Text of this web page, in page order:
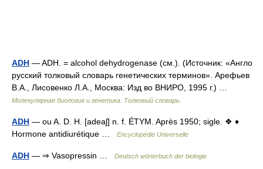
ADH — ADH. = alcohol dehydrogenase (см.). (Источник: «Англо
русский толковый словарь генетических терминов». Арефьев
В.А., Лисовенко Л.А., Москва: Изд во ВНИРО, 1995 г.) …
Молекулярная биология и генетика. Толковый словарь.
ADH — ou A. D. H. [adeaʃ] n. f. ÉTYM. Après 1950; sigle. ❖ ♦
Hormone antidiurétique …
Encyclopédie Universelle
ADH — ⇒ Vasopressin … Deutsch wörterbuch der biologie